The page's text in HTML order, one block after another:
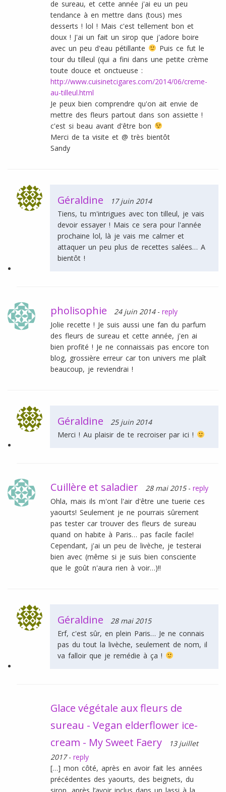
de sureau, et cette année j'ai eu un peu
tendance à en mettre dans (tous) mes
desserts ! lol ! Mais c'est tellement bon et
doux ! J'ai un fait un sirop que j'adore boire
avec un peu d'eau pétillante
Puis ce fut le
tour du tilleul (qui a fini dans une petite crème
toute douce et onctueuse :
http://www.cuisinetcigares.com/2014/06/creme-
au-tilleul.html
Je peux bien comprendre qu'on ait envie de
mettre des fleurs partout dans son assiette !
c'est si beau avant d'être bon
Merci de ta visite et @ très bientôt
Sandy
Géraldine
17 juin 2014
Tiens, tu m'intrigues avec ton tilleul, je vais
devoir essayer ! Mais ce sera pour l'année
prochaine lol, là je vais me calmer et
attaquer un peu plus de recettes salées… A
bientôt !
pholisophie 24 juin 2014 - reply
Jolie recette ! Je suis aussi une fan du parfum
des fleurs de sureau et cette année, j'en ai
bien profité ! Je ne connaissais pas encore ton
blog, grossière erreur car ton univers me plaît
beaucoup, je reviendrai !
Géraldine
25 juin 2014
Merci ! Au plaisir de te recroiser par ici !
Cuillère et saladier 28 mai 2015 - reply
Ohla, mais ils m'ont l'air d'être une tuerie ces
yaourts! Seulement je ne pourrais sûrement
pas tester car trouver des fleurs de sureau
quand on habite à Paris… pas facile facile!
Cependant, j'ai un peu de livèche, je testerai
bien avec (même si je suis bien consciente
que le goût n'aura rien à voir…)!!
Géraldine
28 mai 2015
Erf, c'est sûr, en plein Paris… Je ne connais
pas du tout la livèche, seulement de nom, il
va falloir que je remédie à ça !
Glace végétale aux fleurs de
sureau - Vegan elderflower ice-
cream - My Sweet Faery
13 juillet
2017 - reply
[…] mon côté, après en avoir fait les années
précédentes des yaourts, des beignets, du